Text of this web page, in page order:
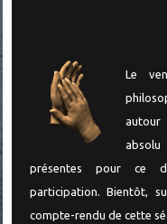
Le
autour
présentes pour ce
participation.Bientôt,
compte-rendu de cette